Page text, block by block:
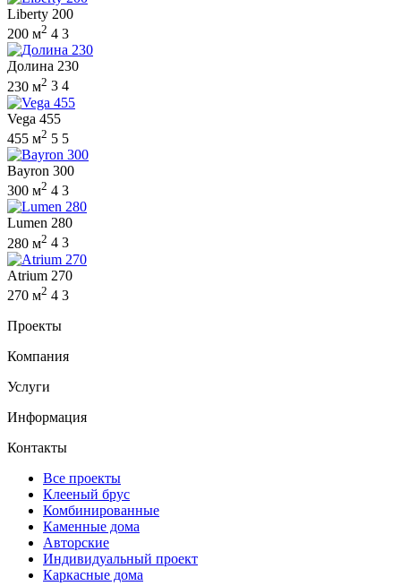
Liberty 200
200 м2 4 3
Долина 230
230 м2 3 4
Vega 455
455 м2 5 5
Bayron 300
300 м2 4 3
Lumen 280
280 м2 4 3
Atrium 270
270 м2 4 3
Проекты
Компания
Услуги
Информация
Контакты
Все проекты
Клееный брус
Комбинированные
Каменные дома
Авторские
Индивидуальный проект
Каркасные дома